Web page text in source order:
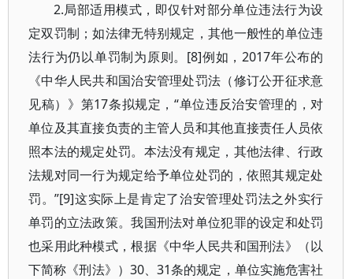
2.局部适用模式，即仅针对部分单位违法行为设
定双罚制；如法律无特别规定，其他一般性的单位违
法行为仍以单罚制为原则。[8]例如，2017年公布的
《中华人民共和国治安管理处罚法（修订公开征求意
见稿）》第17条拟规定，“单位违反治安管理的，对
单位及其直接负责的主管人员和其他直接责任人员依
照本法的规定处罚。本法没有规定，其他法律、行政
法规对同一行为规定给予单位处罚的，依照其规定处
罚。”[9]这实际上是肯定了治安管理处罚法之外实行
单罚的立法政策。我国刑法对单位犯罪的设定和处罚
也采用此种模式，根据《中华人民共和国刑法》（以
下简称《刑法》）30、31条的规定，单位实施危害社